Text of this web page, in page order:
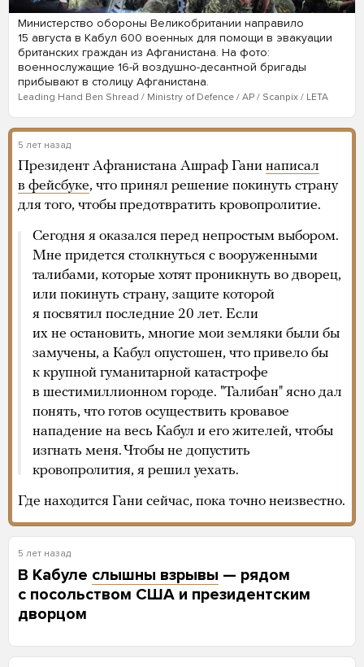
Министерство обороны Великобритании направило
15 августа в Кабул 600 военных для помощи в эвакуации
британских граждан из Афганистана. На фото:
военнослужащие 16-й воздушно-десантной бригады
прибывают в столицу Афганистана.
Leading Hand Ben Shread / Ministry of Defence / AP / Scanpix / LETA
5 лет назад
Президент Афганистана Ашраф Гани написал
в фейсбуке, что принял решение покинуть страну
для того, чтобы предотвратить кровопролитие.
Сегодня я оказался перед непростым выбором.
Мне придется столкнуться с вооруженными
талибами, которые хотят проникнуть во дворец,
или покинуть страну, защите которой
я посвятил последние 20 лет. Если
их не остановить, многие мои земляки были бы
замучены, а Кабул опустошен, что привело бы
к крупной гуманитарной катастрофе
в шестимиллионном городе. "Талибан" ясно дал
понять, что готов осуществить кровавое
нападение на весь Кабул и его жителей, чтобы
изгнать меня. Чтобы не допустить
кровопролития, я решил уехать.
Где находится Гани сейчас, пока точно неизвестно.
5 лет назад
В Кабуле слышны взрывы — рядом
с посольством США и президентским
дворцом